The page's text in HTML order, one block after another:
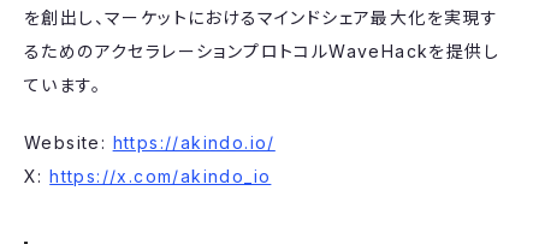
を創出し、マーケットにおけるマインドシェア最大化を実現す
るためのアクセラレーションプロトコルWaveHackを提供し
ています。
​​​​​​​Website: https://akindo.io/
X:https://x.com/akindo_io